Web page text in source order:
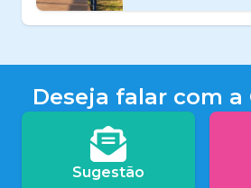
Deseja falar com
Sugestão